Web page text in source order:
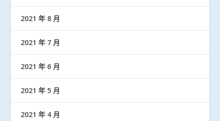
2021 年 8 月
2021 年 7 月
2021 年 6 月
2021 年 5 月
2021 年 4 月